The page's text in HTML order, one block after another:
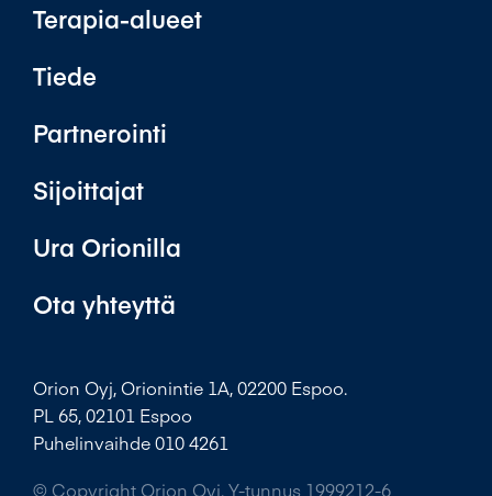
Terapia-alueet
Tiede
Partnerointi
Sijoittajat
Ura Orionilla
Ota yhteyttä
Orion Oyj, Orionintie 1A, 02200 Espoo.
PL 65, 02101 Espoo
Puhelinvaihde 010 4261
© Copyright Orion Oyj. Y-tunnus 1999212-6